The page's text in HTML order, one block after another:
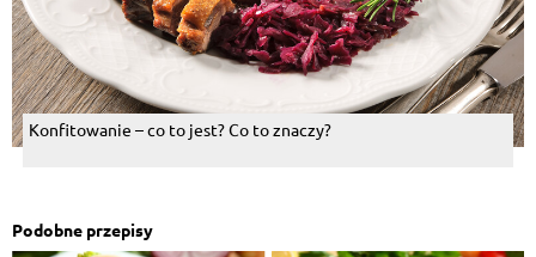
Konfitowanie – co to jest? Co to znaczy?
Podobne przepisy